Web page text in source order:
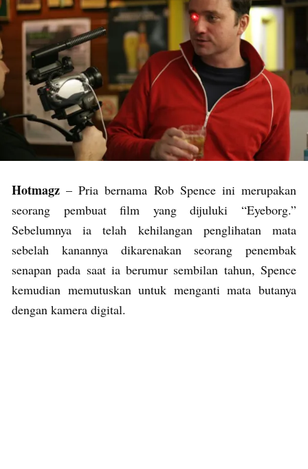
Hotmagz – Pria bernama Rob Spence ini merupakan
seorang pembuat film yang dijuluki “Eyeborg.”
Sebelumnya ia telah kehilangan penglihatan mata
sebelah kanannya dikarenakan seorang penembak
senapan pada saat ia berumur sembilan tahun, Spence
kemudian memutuskan untuk menganti mata butanya
dengan kamera digital.